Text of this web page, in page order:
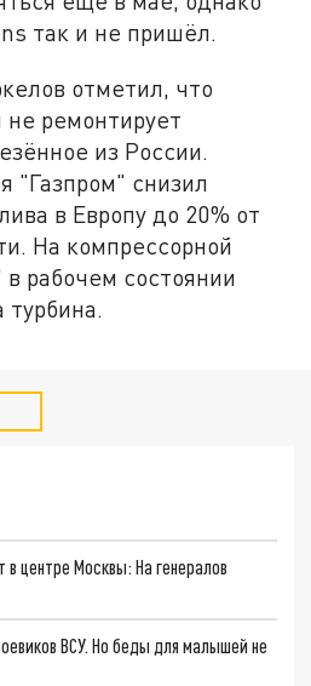
так и не пришёл.
отметил, что
ремонтирует
из России.
"Газпром" снизил
в Европу до 20% от
На компрессорной
рабочем состоянии
центре Москвы: На генералов
ВСУ. Но беды для малышей не